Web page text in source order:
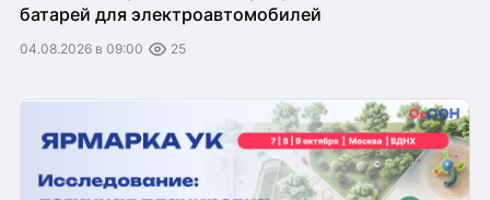
батарей для электроавтомобилей
04.08.2026 в 09:00 25